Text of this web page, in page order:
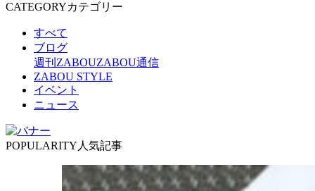
CATEGORYカテゴリー
すべて
ブログ
週刊ZABOUZABOU通信
ZABOU STYLE
イベント
ニュース
POPULARITY 人気記事